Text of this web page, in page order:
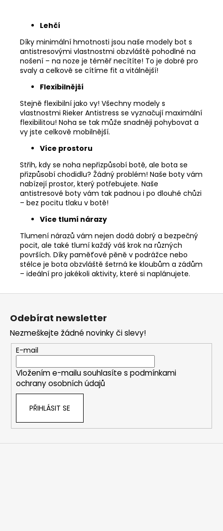
Lehčí
Díky minimální hmotnosti jsou naše modely bot s
antistresovými vlastnostmi obzvláště pohodlné na
nošení – na noze je téměř necítíte! To je dobré pro
svaly a celkově se cítíme fit a vitálnější!
Flexibilnější
Stejně flexibilní jako vy! Všechny modely s
vlastnostmi Rieker Antistress se vyznačují maximální
flexibilitou! Noha se tak může snadněji pohybovat a
vy jste celkově mobilnější.
Více prostoru
Střih, kdy se noha nepřizpůsobí botě, ale bota se
přizpůsobí chodidlu? Žádný problém! Naše boty vám
nabízejí prostor, který potřebujete. Naše
antistresové boty vám tak padnou i po dlouhé chůzi
– bez pocitu tlaku v botě!
Více tlumí nárazy
Tlumení nárazů vám nejen dodá dobrý a bezpečný
pocit, ale také tlumí každý váš krok na různých
površích. Díky paměťové pěně v podrážce nebo
stélce je bota obzvláště šetrná ke kloubům a zádům
– ideální pro jakékoli aktivity, které si naplánujete.
Z
Odebírat newsletter
Nezmeškejte žádné novinky či slevy!
E-mail
Vložením e-mailu souhlasíte s podmínkami
ochrany osobních údajů
PŘIHLÁSIT SE